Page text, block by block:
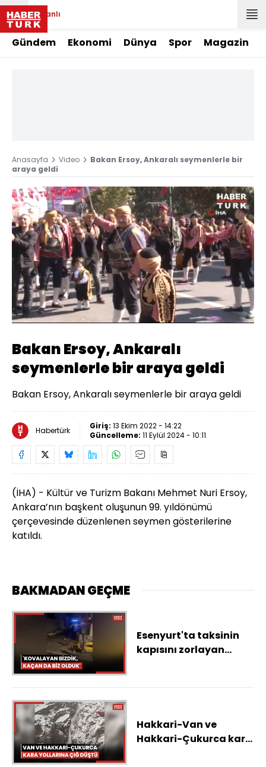
Canlı
Gündem Ekonomi Dünya Spor Magazin
Anasayfa Video
Bakan Ersoy, Ankaralı seymenlerle bir
araya geldi
Sesi
Aç
Yüklendi
55.67%
Oynatma
Hızı
Bakan Ersoy, Ankaralı
seymenlerle bir araya geldi
Bakan Ersoy, Ankaralı seymenlerle bir araya geldi
Habertürk Giriş: 13 Ekim 2022 - 14:22
Güncelleme: 11 Eylül 2024 - 10:11
(İHA) - Kültür ve Turizm Bakanı Mehmet Nuri Ersoy,
Ankara’nın başkent oluşunun 99. yıldönümü
çerçevesinde düzenlenen seymen gösterilerine
katıldı.
BAKMADAN GEÇME
Esenyurt'ta taksinin
kapısını zorlayan
palayla kovaladı
Hakkari-Van ve
Hakkari-Çukurca kara